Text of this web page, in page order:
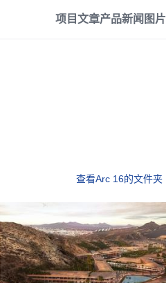
项目文章产品新闻 图片
查看Arc 16的文件夹